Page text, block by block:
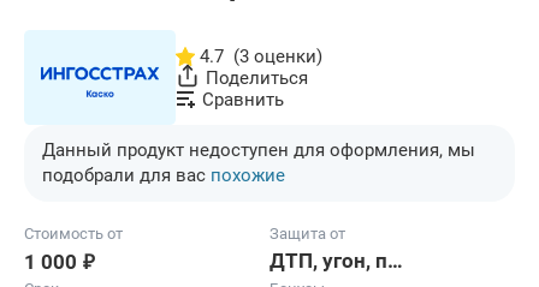
4.7 (3 оценки)
Поделиться
Сравнить
Данный продукт недоступен для оформления, мы
подобрали для вас похожие
Стоимость от
1 000 ₽
Защита от
ДТП, угон, полная гибель